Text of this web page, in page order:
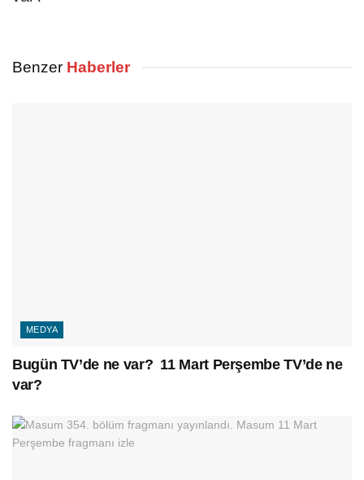
Benzer Haberler
MEDYA
Bugün TV’de ne var? 11 Mart Perşembe TV’de ne
var?